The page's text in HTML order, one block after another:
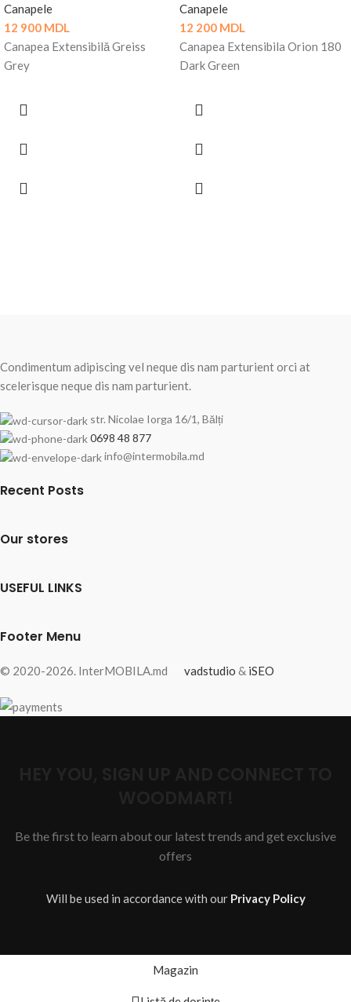
Canapele
12 900 MDL
Canapea Extensibilă Greiss
Grey
Canapele
12 200 MDL
Canapea Extensibila Orion 180
Dark Green
Condimentum adipiscing vel neque dis nam parturient orci at
scelerisque neque dis nam parturient.
str. Nicolae Iorga 16/1, Bălți
0698 48 877
info@intermobila.md
Recent Posts
Our stores
USEFUL LINKS
Footer Menu
© 2020-2026. InterMOBILA.md vadstudio & iSEO
Be the first to learn about our latest trends and get exclusive
offers
Will be used in accordance with our Privacy Policy
Magazin